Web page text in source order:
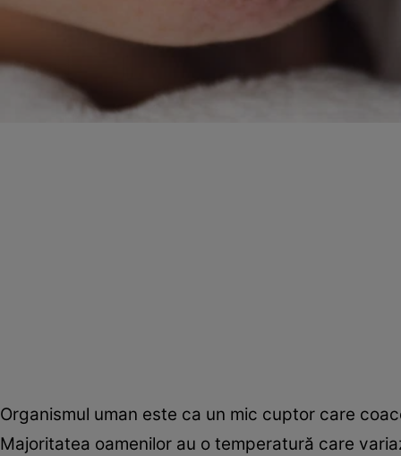
Organismul uman este ca un mic cuptor care
Majoritatea oamenilor au o temperatură care